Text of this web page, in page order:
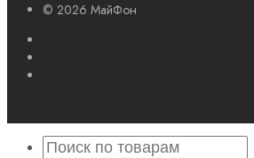
© 2026 МайФон